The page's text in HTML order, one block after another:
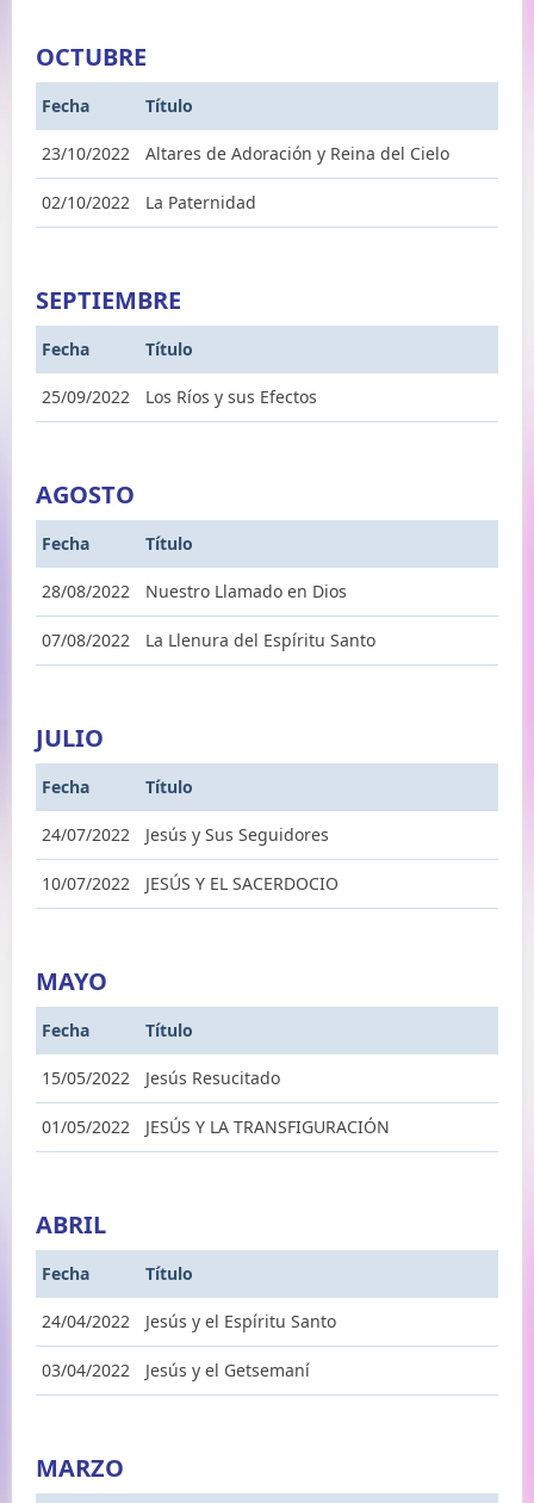
OCTUBRE
Fecha Título
23/10/2022 Altares de Adoración y Reina del Cielo
02/10/2022 La Paternidad
SEPTIEMBRE
Fecha Título
25/09/2022 Los Ríos y sus Efectos
AGOSTO
Fecha Título
28/08/2022 Nuestro Llamado en Dios
07/08/2022 La Llenura del Espíritu Santo
JULIO
Fecha Título
24/07/2022 Jesús y Sus Seguidores
10/07/2022 JESÚS Y EL SACERDOCIO
MAYO
Fecha Título
15/05/2022 Jesús Resucitado
01/05/2022 JESÚS Y LA TRANSFIGURACIÓN
ABRIL
Fecha Título
24/04/2022 Jesús y el Espíritu Santo
03/04/2022 Jesús y el Getsemaní
MARZO